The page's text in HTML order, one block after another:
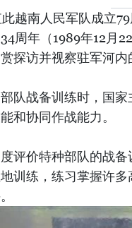
越南人民军队成立
周年（1989年12月
探访并视察驻军河内
队战备训练时，国
和协同作战能力。
评价特种部队的战
训练，练习掌握许